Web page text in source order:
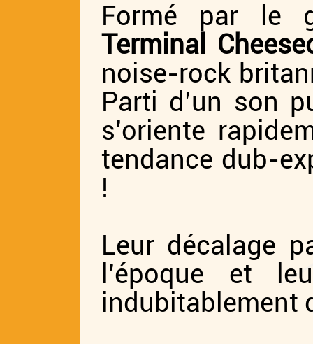
Formé par le
Terminal
noise-rock
Parti d’un son
s’oriente
tendance dub-
!
Leur décalage
l’époque et
indubitablement